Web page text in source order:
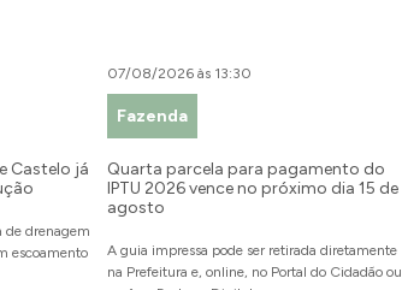
Castelo já
de drenagem
escoamento
07/08/2026 às 13:30
Fazenda
Quarta parcela para pagamento do
IPTU 2026 vence no próximo dia 15 de
agosto
A guia impressa pode ser retirada diretamente
na Prefeitura e, online, no Portal do Cidadão ou